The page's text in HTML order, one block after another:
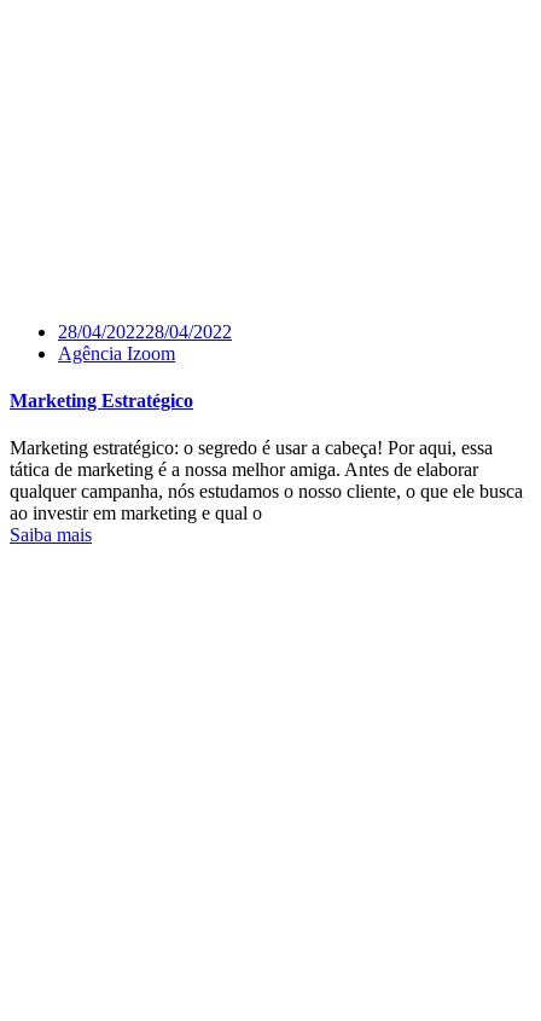
28/04/202228/04/2022
Agência Izoom
Marketing Estratégico
Marketing estratégico: o segredo é usar a cabeça! Por aqui, essa
tática de marketing é a nossa melhor amiga. Antes de elaborar
qualquer campanha, nós estudamos o nosso cliente, o que ele busca
ao investir em marketing e qual o
Saiba mais